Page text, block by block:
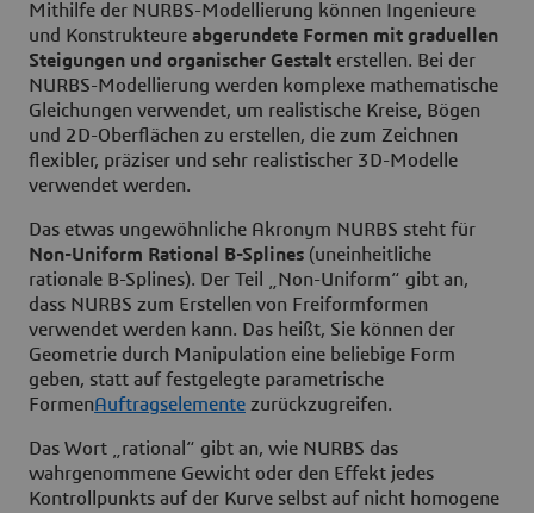
Mithilfe der NURBS-Modellierung können Ingenieure
und Konstrukteure abgerundete Formen mit graduellen
Steigungen und organischer Gestalt erstellen. Bei der
NURBS-Modellierung werden komplexe mathematische
Gleichungen verwendet, um realistische Kreise, Bögen
und 2D-Oberflächen zu erstellen, die zum Zeichnen
flexibler, präziser und sehr realistischer 3D-Modelle
verwendet werden.
Das etwas ungewöhnliche Akronym NURBS steht für
Non-Uniform Rational B-Splines (uneinheitliche
rationale B-Splines). Der Teil „Non-Uniform“ gibt an,
dass NURBS zum Erstellen von Freiformformen
verwendet werden kann. Das heißt, Sie können der
Geometrie durch Manipulation eine beliebige Form
geben, statt auf festgelegte parametrische
FormenAuftragselemente zurückzugreifen.
Das Wort „rational“ gibt an, wie NURBS das
wahrgenommene Gewicht oder den Effekt jedes
Kontrollpunkts auf der Kurve selbst auf nicht homogene